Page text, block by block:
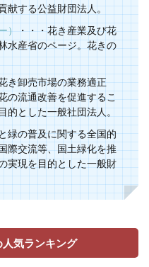
献する公益財団法人。
）・・・花き産業及び花
水産省のページ。花きの
き卸売市場の業務適正
の流通改善を促進するこ
的とした一般社団法人。
緑の普及に関する全国的
際交流等、国土緑化を推
実現を目的とした一般財
気ランキング